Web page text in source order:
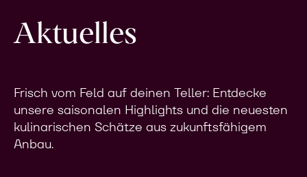
Aktuelles
Frisch vom Feld auf deinen Teller: Entdecke
unsere saisonalen Highlights und die neuesten
kulinarischen Schätze aus zukunftsfähigem
Anbau.